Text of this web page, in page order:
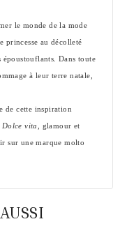
le monde de la mode
princesse au décolleté
Dans toute
à leur terre natale,
de cette inspiration
Dolce vita, glamour et
sur une marque molto